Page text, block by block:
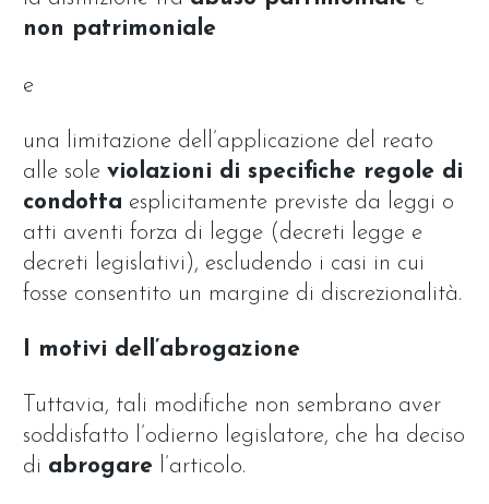
non patrimoniale
e
una limitazione dell’applicazione del reato
alle sole violazioni di specifiche regole di
condotta esplicitamente previste da leggi o
atti aventi forza di legge (decreti legge e
decreti legislativi), escludendo i casi in cui
fosse consentito un margine di discrezionalità.
I motivi dell’abrogazione
Tuttavia, tali modifiche non sembrano aver
soddisfatto l’odierno legislatore, che ha deciso
di abrogare l’articolo.